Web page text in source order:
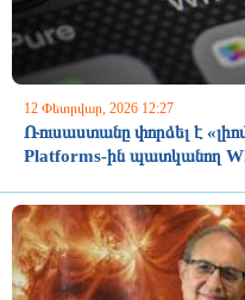
12 Փետրվար, 2026 12:27
Ռուսաստանը փորձել է
Platforms-ին պատկանող